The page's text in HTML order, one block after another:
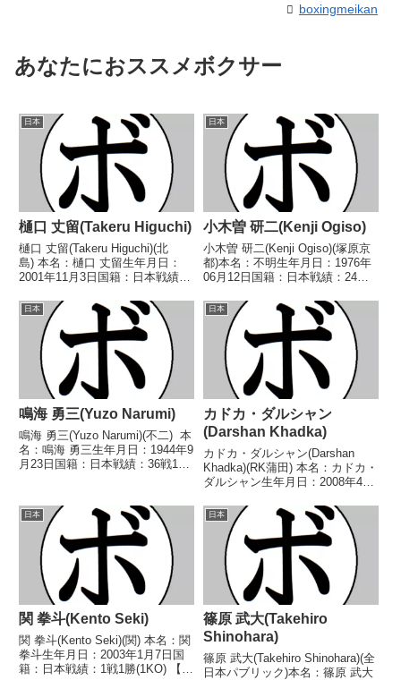
boxingmeikan
あなたにおススメボクサー
日本
樋口 丈留(Takeru Higuchi)
樋口 丈留(Takeru Higuchi)(北
島) 本名：樋口 丈留生年月日：
2001年11月3日国籍：日本戦績：
ル】2024年度西部日本スーパー
フェザー級新人王 【戦歴】
2023/09/10 ●4R判定...
日本
小木曽 研二(Kenji Ogiso)
小木曽 研二(Kenji Ogiso)(塚原京
都)本名：不明生年月日：1976年
06月12日国籍：日本戦績：24戦9
ル】2003年度西日本ライト級新
人王【戦歴】2002/03/17 ●4R判
定 0-3(37...
日本
鳴海 勇三(Yuzo Narumi)
鳴海 勇三(Yuzo Narumi)(不二) 本
名：鳴海 勇三生年月日：1944年9
月23日国籍：日本戦績：36戦19
○4RTKO 松林 増男(オギク
ボ)19...
日本
カドカ・ダルシャン
(Darshan Khadka)
カドカ・ダルシャン(Darshan
Khadka)(RK蒲田) 本名：カドカ・
ダルシャン生年月日：2008年4月
勝(2KO)1敗1分 【獲得タイトル】
なし 【戦歴】2025/05/22
○2RTKO 林 黎明...
日本
関 拳斗(Kento Seki)
関 拳斗(Kento Seki)(関) 本名：関
拳斗生年月日：2003年1月7日国
籍：日本戦績：1戦1勝(1KO) 【獲
日本
篠原 武大(Takehiro
Shinohara)
篠原 武大(Takehiro Shinohara)(全
日本パブリック)本名：篠原 武大